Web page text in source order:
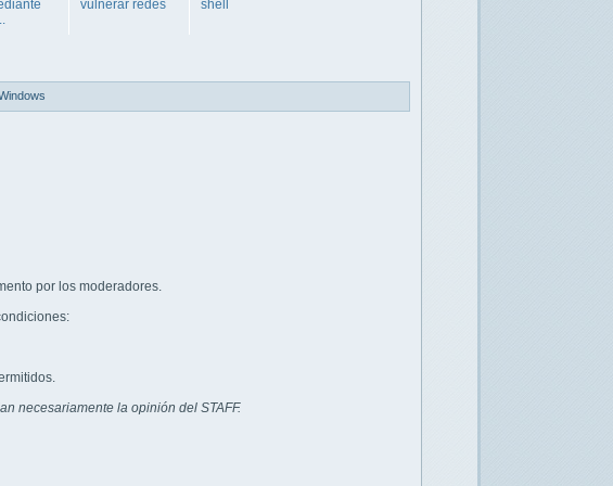
vulnerar redes
shell
por los moderadores.
necesariamente la opinión del STAFF.